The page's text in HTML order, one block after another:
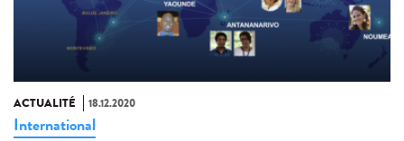
ACTUALITÉ 18.12.2020
International